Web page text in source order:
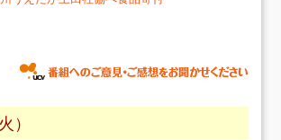
）